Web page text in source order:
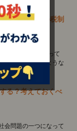
売却する際の税制
存在は事前に知って
なかった」このような
事では、相続[…]
る？考えておくべ
会問題の一つになって